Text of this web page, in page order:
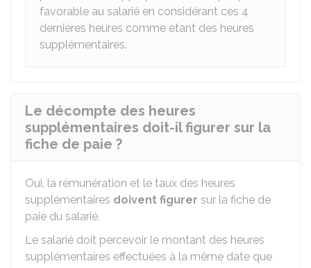
favorable au salarié en considérant ces 4
dernières heures comme étant des heures
supplémentaires.
Le décompte des heures
supplémentaires doit-il figurer sur la
fiche de paie ?
Oui, la rémunération et le taux des heures
supplémentaires doivent figurer sur la fiche de
paie du salarié.
Le salarié doit percevoir le montant des heures
supplémentaires effectuées à la même date que